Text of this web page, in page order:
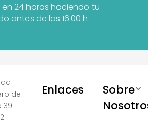
en 24 horas haciendo tu
antes de las 16:00 h
de
39
Enlaces

Sobre